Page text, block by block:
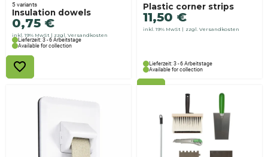
Insulation dowels
0,75 €
inkl. 19% MwSt zzgl. Versandkosten
5 variants
Lieferzeit: 3 - 6 Arbeitstage
Available for collection
Plastic corner strips
11,50 €
inkl. 19% MwSt zzgl. Versandkosten
Lieferzeit: 3 - 6 Arbeitstage
Available for collection